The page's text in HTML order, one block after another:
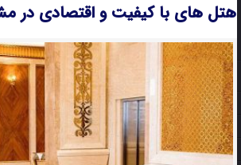
هتل های با کیفیت و اقتصادی در